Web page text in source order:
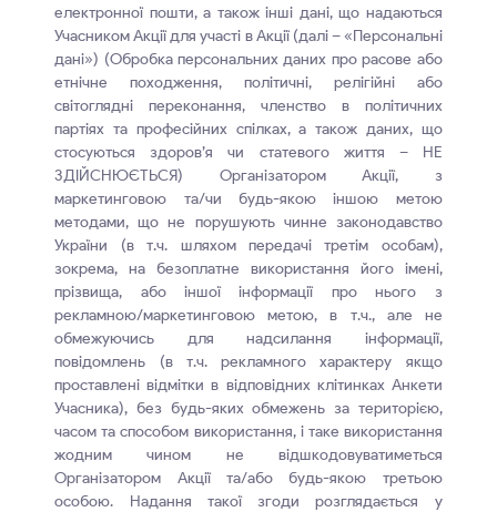
електронної пошти, а також інші дані, що надаються
Учасником Акції для участі в Акції (далі – «Персональні
дані») (Обробка персональних даних про расове або
етнічне походження, політичні, релігійні або
світоглядні переконання, членство в політичних
партіях та професійних спілках, а також даних, що
стосуються здоров’я чи статевого життя – НЕ
ЗДІЙСНЮЄТЬСЯ) Організатором Акції, з
маркетинговою та/чи будь-якою іншою метою
методами, що не порушують чинне законодавство
України (в т.ч. шляхом передачі третім особам),
зокрема, на безоплатне використання його імені,
прізвища, або іншої інформації про нього з
рекламною/маркетинговою метою, в т.ч., але не
обмежуючись для надсилання інформації,
повідомлень (в т.ч. рекламного характеру якщо
проставлені відмітки в відповідних клітинках Анкети
Учасника), без будь-яких обмежень за територією,
часом та способом використання, і таке використання
жодним чином не відшкодовуватиметься
Організатором Акції та/або будь-якою третьою
особою. Надання такої згоди розглядається у